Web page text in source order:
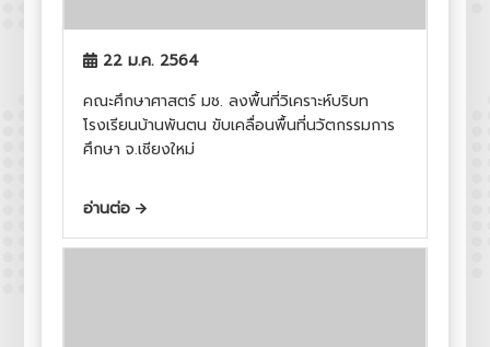
22 ม.ค. 2564
คณะศึกษาศาสตร์ มช. ลงพื้นที่วิเคราะห์บริบท
โรงเรียนบ้านพันตน ขับเคลื่อนพื้นที่นวัตกรรมการ
ศึกษา จ.เชียงใหม่
อ่านต่อ